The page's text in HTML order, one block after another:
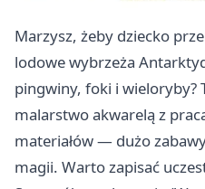
Marzysz, żeby dziecko
lodowe wybrzeża
pingwiny, foki i wieloryby?
malarstwo akwarelą z
materiałów — dużo
magii. Warto zapisać